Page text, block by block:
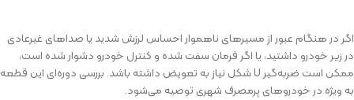
اگر در هنگام عبور از مسیرهای ناهموار احساس لرزش شدید یا صداهای غیرعادی
در زیر خودرو داشتید، یا اگر فرمان سفت شده و کنترل خودرو دشوار شده است،
ممکن است ضربه‌گیر U شکل نیاز به تعویض داشته باشد. بررسی دوره‌ای این قطعه
به ویژه در خودروهای پرمصرف شهری توصیه می‌شود.